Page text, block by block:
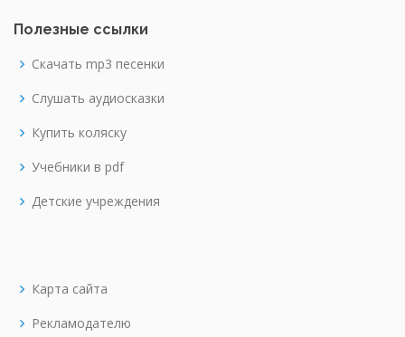
Полезные ссылки
Скачать mp3 песенки
Слушать аудиосказки
Купить коляску
Учебники в pdf
Детские учреждения
Карта сайта
Рекламодателю